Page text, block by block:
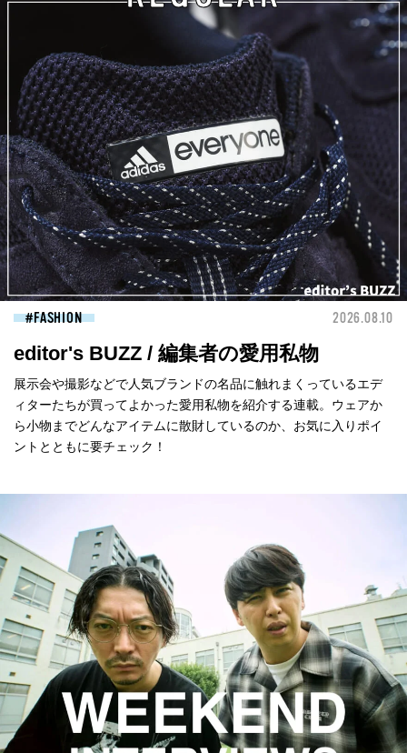
FASHION 2026.08.10
editor's BUZZ / 編集者の愛用私物
展示会や撮影などで人気ブランドの名品に触れまくっているエデ
ィターたちが買ってよかった愛用私物を紹介する連載。ウェアか
ら小物までどんなアイテムに散財しているのか、お気に入りポイ
ントとともに要チェック！